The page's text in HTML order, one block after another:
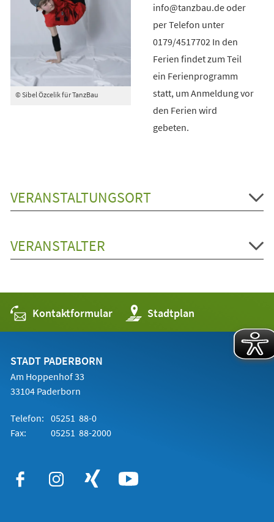
© Sibel Özcelik für TanzBau
info@tanzbau.de oder
per Telefon unter
0179/4517702 In den
Ferien findet zum Teil
ein Ferienprogramm
statt, um Anmeldung vor
den Ferien wird
gebeten.
VERANSTALTUNGSORT
VERANSTALTER
Kontaktformular Stadtplan
(Öffnet
in
einem
STADT PADERBORN
Am Hoppenhof 33
33104 Paderborn
Telefon: 05251 88-0
Fax:
05251 88-2000